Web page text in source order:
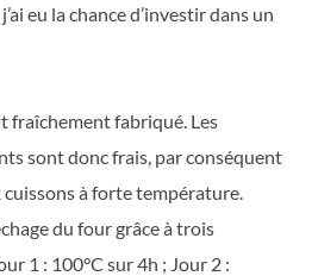
eu la chance d’investir dans un
fraîchement fabriqué. Les
sont donc frais, par conséquent
à forte température.
du four grâce à trois
1 : 100°C sur 4h ; Jour 2 :